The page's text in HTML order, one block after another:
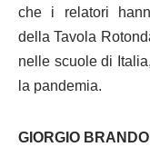
che i relatori
della Tavola
nelle scuole di
la pandemia.
GIORGIO